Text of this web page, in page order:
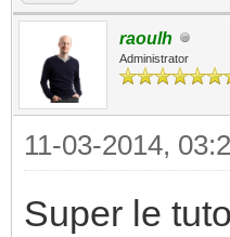
raoulh
Administrator
11-03-2014,
Super le